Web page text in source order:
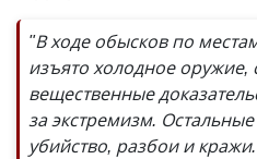
"В ходе обысков по
изъято холодное
вещественные
за экстремизм.
убийство, разбои и